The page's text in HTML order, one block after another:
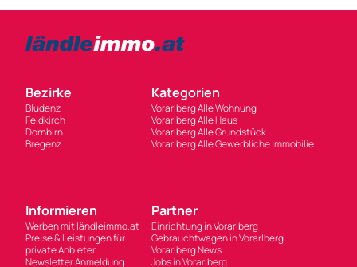
Bezirke
Bludenz
Feldkirch
Dornbirn
Bregenz
Kategorien
Vorarlberg Alle Wohnung
Vorarlberg Alle Haus
Vorarlberg Alle Grundstück
Vorarlberg Alle Gewerbliche Immobilie
Informieren
Werben mit ländleimmo.at
Preise & Leistungen für
private Anbieter
Newsletter Anmeldung
Partner
Einrichtung in Vorarlberg
Gebrauchtwagen in Vorarlberg
Vorarlberg News
Jobs in Vorarlberg